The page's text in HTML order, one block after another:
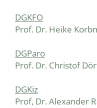
DGKFO
Prof. Dr. Heike
DGParo
Prof. Dr. Christof
DGKiz
Prof, Dr. Alexander